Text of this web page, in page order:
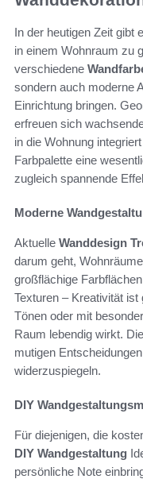
In der heutigen Zeit gibt
in einem Wohnraum zu
verschiedene
sondern auch moderne
Einrichtung bringen.
erfreuen sich
in die Wohnung
Farbpalette eine
zugleich spannende
Moderne
Aktuelle Wanddesign
darum geht,
großflächige
Texturen – Kreativität
Tönen oder mit
Raum lebendig wirkt.
mutigen
widerzuspiegeln.
DIY
Für diejenigen, die
DIY Wandgestaltung
persönliche Note